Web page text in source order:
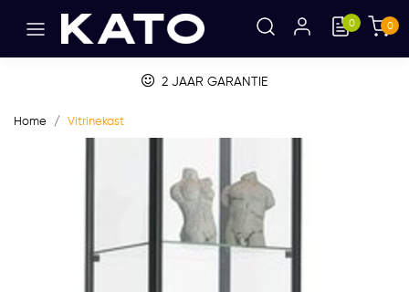
0 0
2 JAAR GARANTIE
Home Vitrinekast